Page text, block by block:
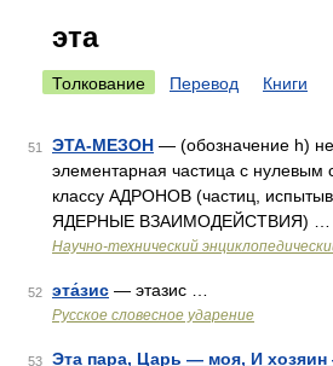
эта
Толкование Перевод Книги
51 ЭТА-МЕЗОН — (обозначение h)
элементарная частица с нулевым
классу АДРОНОВ (частиц,
ЯДЕРНЫЕ ВЗАИМОДЕЙСТВИЯ) …
Научно-технический
52 эта́зис — этазис …
Русское словесное ударение
53 Эта пара, Царь — моя, И